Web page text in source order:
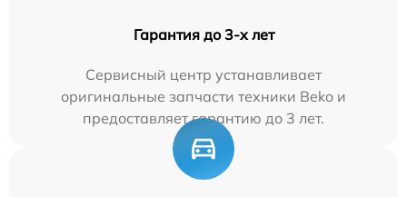
Гарантия до 3-х лет
Сервисный центр устанавливает
оригинальные запчасти техники Beko и
предоставляет гарантию до 3 лет.